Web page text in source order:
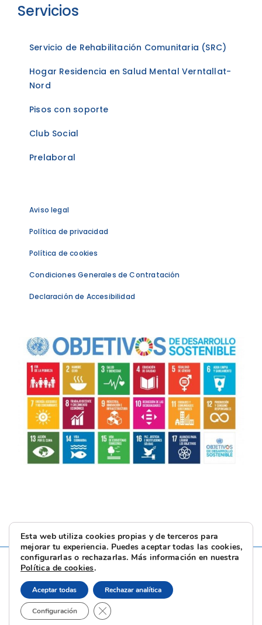
Servicios
Servicio de Rehabilitación Comunitaria (SRC)
Hogar Residencia en Salud Mental Verntallat-
Nord
Pisos con soporte
Club Social
Prelaboral
Aviso legal
Política de privacidad
Política de cookies
Condiciones Generales de Contratación
Declaración de Accesibilidad
Esta web utiliza cookies propias y de terceros para
mejorar tu experiencia. Puedes aceptar todas las cookies,
configurarlas o rechazarlas. Más información en nuestra
Política de cookies.
Aceptar todas Rechazar analítica
Configuración Cerrar el banner de cookies RGPD